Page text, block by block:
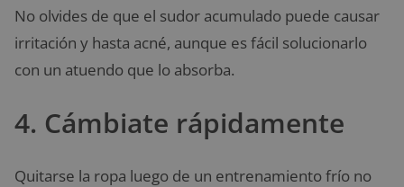
No olvides de que el sudor acumulado puede causar
irritación y hasta acné, aunque es fácil solucionarlo
con un atuendo que lo absorba.
4. Cámbiate rápidamente
Quitarse la ropa luego de un entrenamiento frío no